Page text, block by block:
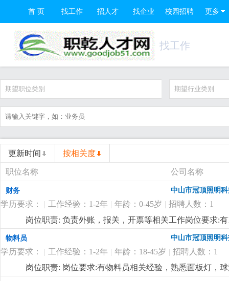
首 页 找工作 招人才 找企业 校园招聘 更多
找工作
期望职位类别 期望行业类别
更新时间 按相关度
职位名称 公司名称
财务 中山市冠顶照明
学历要求： | 工作经验：1-2年 | 年龄：0-45岁 | 招聘人数：1
岗位职责: 负责外账，报关，开票等相关工作岗位要求:
物料员 中山市冠顶照明
学历要求： | 工作经验：1-2年 | 年龄：18-45岁 | 招聘人数：1
岗位职责: 岗位要求:有物料员相关经验，熟悉面板灯，